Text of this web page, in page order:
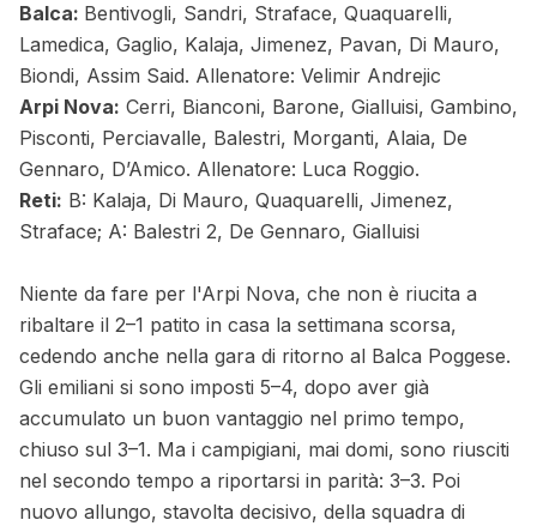
Balca: Bentivogli, Sandri, Straface, Quaquarelli,
Lamedica, Gaglio, Kalaja, Jimenez, Pavan, Di Mauro,
Biondi, Assim Said. Allenatore: Velimir Andrejic
Arpi Nova: Cerri, Bianconi, Barone, Gialluisi, Gambino,
Pisconti, Perciavalle, Balestri, Morganti, Alaia, De
Gennaro, D’Amico. Allenatore: Luca Roggio.
Reti: B: Kalaja, Di Mauro, Quaquarelli, Jimenez,
Straface; A: Balestri 2, De Gennaro, Gialluisi
Niente da fare per l'Arpi Nova, che non è riucita a
ribaltare il 2–1 patito in casa la settimana scorsa,
cedendo anche nella gara di ritorno al Balca Poggese.
Gli emiliani si sono imposti 5–4, dopo aver già
accumulato un buon vantaggio nel primo tempo,
chiuso sul 3–1. Ma i campigiani, mai domi, sono riusciti
nel secondo tempo a riportarsi in parità: 3–3. Poi
nuovo allungo, stavolta decisivo, della squadra di